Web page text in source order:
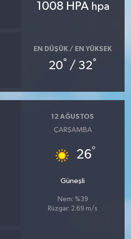
1008 HPA hpa
EN DÜŞÜK / EN YÜKSEK
20° / 32°
12 AĞUSTOS
ÇARŞAMBA
26°
Güneşli
Nem: %39
Rüzgar: 2.69 m/s